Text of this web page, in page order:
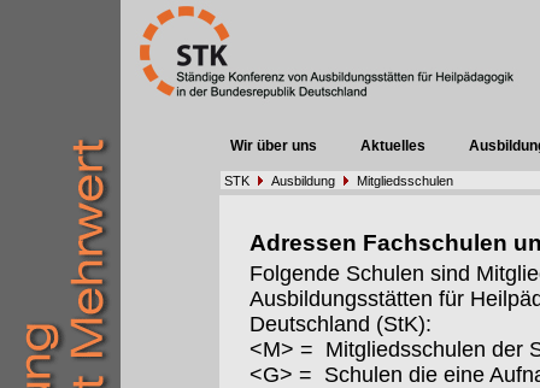
Wir über uns Aktuelles
STK Ausbildung Mitgliedsschulen
Adressen Fachschulen
Folgende Schulen sind
Ausbildungsstätten für
Deutschland (StK):
<M> = Mitgliedsschulen der
<G> = Schulen die eine